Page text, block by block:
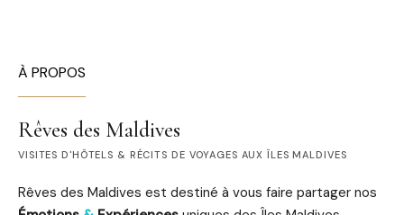
À PROPOS
Rêves des Maldives
VISITES D'HÔTELS & RÉCITS DE VOYAGES AUX ÎLES MALDIVES
Rêves des Maldives est destiné à vous faire partager nos